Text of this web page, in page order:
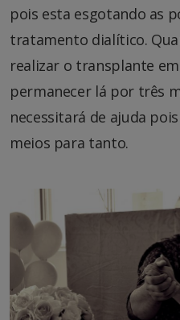
pois esta esgotando as
tratamento dialítico.
realizar o transplante
permanecer lá por três
necessitará de ajuda
meios para tanto.